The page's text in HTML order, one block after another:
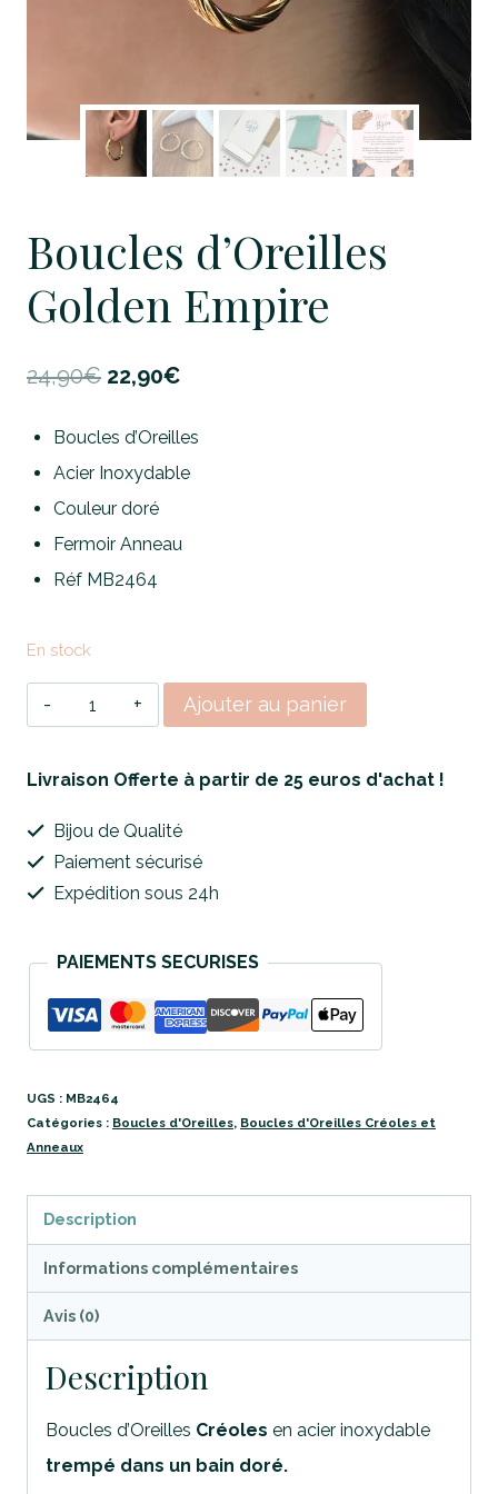
Boucles d’Oreilles
Golden Empire
24,90€ Le
initial
était :
24,90€.
22,90€
actuel
22,90€.
Boucles d’Oreilles
Acier Inoxydable
Couleur doré
Fermoir Anneau
Réf MB2464
En stock
quantité
Boucles
Golden
Ajouter au panier
Livraison Offerte à partir de 25 euros d'achat !
Bijou de Qualité
Paiement sécurisé
Expédition sous 24h
PAIEMENTS SECURISES
UGS : MB2464
Catégories : Boucles d'Oreilles, Boucles d'Oreilles Créoles et
Anneaux
Description
Informations complémentaires
Avis (0)
Description
Boucles d’Oreilles Créoles en acier inoxydable
trempé dans un bain doré.